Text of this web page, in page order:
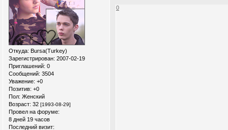
Откуда: Bursa(Turkey)
Зарегистрирован: 2007-02-19
Приглашений: 0
Сообщений: 3504
Уважение: +0
Позитив: +0
Пол: Женский
Возраст: 32 [1993-08-29]
Провел на форуме:
8 дней 19 часов
Последний визит:
0